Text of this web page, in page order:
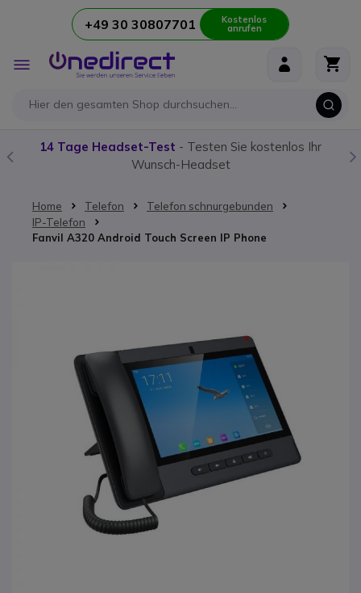
Zum Inhalt springen+49 30 30807701 Kostenlos
anrufen
Navigation
umschalten
14 Tage Headset-Test - Testen Sie kostenlos Ihr
Wunsch-Headset
Home Telefon
Telefon schnurgebunden
IP-Telefon
Fanvil A320 Android Touch Screen IP Phone